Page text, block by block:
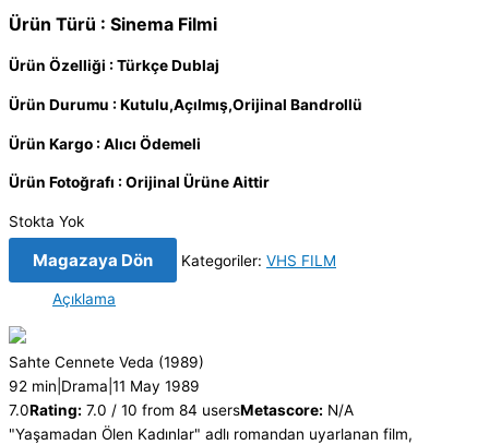
Ürün Türü : Sinema Filmi
Ürün Özelliği : Türkçe Dublaj
Ürün Durumu : Kutulu,Açılmış,Orijinal Bandrollü
Ürün Kargo : Alıcı Ödemeli
Ürün Fotoğrafı : Orijinal Ürüne Aittir
Stokta Yok
Magazaya Dön Kategoriler: VHS FILM
Açıklama
Sahte Cennete Veda (1989)
92 min Drama 11 May 1989
7.0Rating: 7.0 / 10 from 84 usersMetascore: N/A
"Yaşamadan Ölen Kadınlar" adlı romandan uyarlanan film,